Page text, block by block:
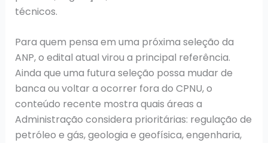
técnicos.
Para quem pensa em uma próxima seleção da
ANP, o edital atual virou a principal referência.
Ainda que uma futura seleção possa mudar de
banca ou voltar a ocorrer fora do CPNU, o
conteúdo recente mostra quais áreas a
Administração considera prioritárias: regulação de
petróleo e gás, geologia e geofísica, engenharia,